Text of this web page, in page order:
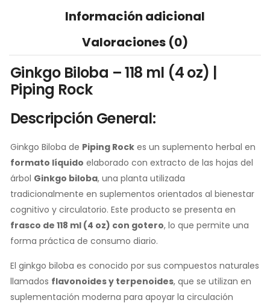
Información adicional
Valoraciones (0)
Ginkgo Biloba – 118 ml (4 oz) |
Piping Rock
Descripción General:
Ginkgo Biloba de Piping Rock es un suplemento herbal en
formato líquido elaborado con extracto de las hojas del
árbol Ginkgo biloba, una planta utilizada
tradicionalmente en suplementos orientados al bienestar
cognitivo y circulatorio. Este producto se presenta en
frasco de 118 ml (4 oz) con gotero, lo que permite una
forma práctica de consumo diario.
El ginkgo biloba es conocido por sus compuestos naturales
llamados flavonoides y terpenoides, que se utilizan en
suplementación moderna para apoyar la circulación